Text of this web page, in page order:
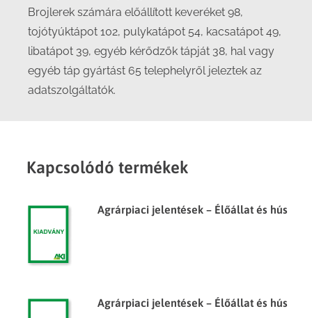
Brojlerek számára előállított keveréket 98,
tojótyúktápot 102, pulykatápot 54, kacsatápot 49,
libatápot 39, egyéb kérődzők tápját 38, hal vagy
egyéb táp gyártást 65 telephelyről jeleztek az
adatszolgáltatók.
Kapcsolódó termékek
Agrárpiaci jelentések – Élőállat és hús
Agrárpiaci jelentések – Élőállat és hús